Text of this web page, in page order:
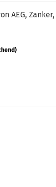
AEG, Zanker,